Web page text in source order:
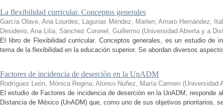
La flexibilidad curricular. Conceptos generales
García Olave, Ana Lourdes; Lagunas Méndez, Marlen; Amaro Hernández,
Desiderio, Ana Lilia; Sánchez Coronel, Guillermo (Universidad Abierta y a
El libro de Flexibilidad curricular. Conceptos generales, es un estudio de
tema de la flexibilidad en la educación superior. Se abordan diversos
Factores de incidencia de deserción en la UnADM
Rodríguez León, Mónica Regina; Alonso Nuñez, María Carmen (Universidad
El estudio de Factores de incidencia de deserción en la UnADM, responde
Distancia de México (UnADM) que, como uno de sus objetivos prioritarios,